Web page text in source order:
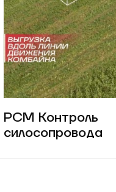
РСМ Контроль
силосопровода